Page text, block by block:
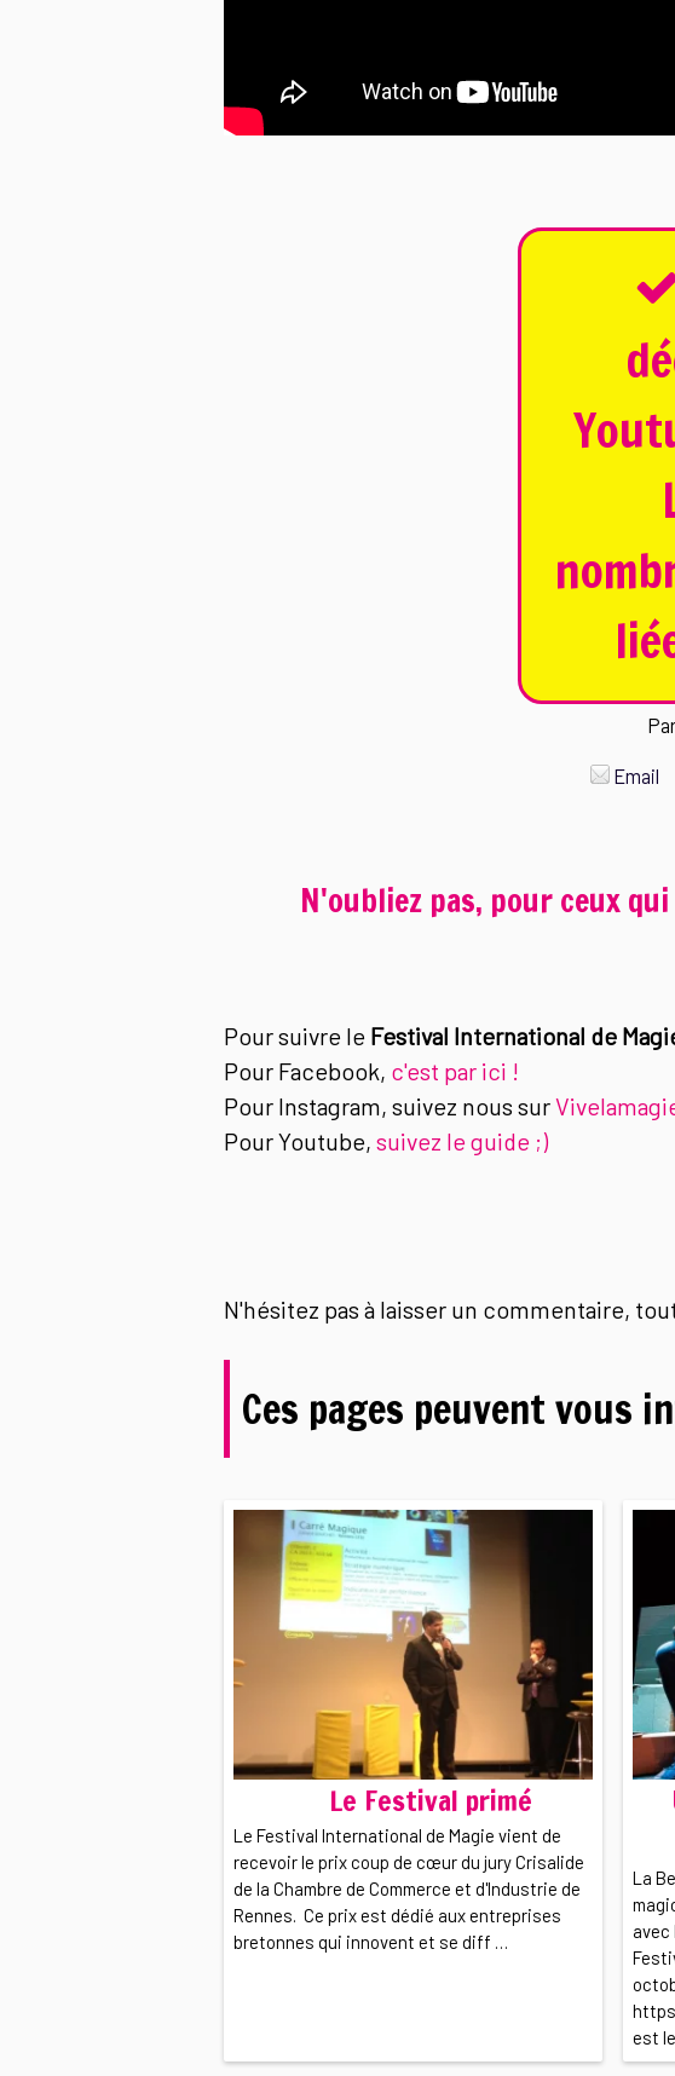
Email
N'oubliez pas, pour ceux
Pour suivre le Festival International de
Pour Facebook, c'est par ici !
Pour Instagram, suivez nous sur
Pour Youtube, suivez le guide ;)
N'hésitez pas à laisser un commentaire,
Ces pages peuvent vous
Le Festival primé
Le Festival International de Magie vient de
recevoir le prix coup de cœur du jury Crisalide
de la Chambre de Commerce et d'Industrie de
Rennes. Ce prix est dédié aux entreprises
bretonnes qui innovent et se diff …
La
avec
est